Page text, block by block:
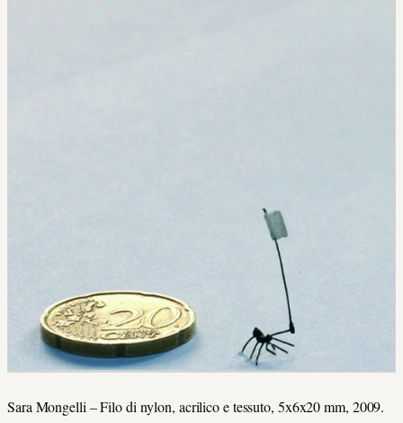
Sara Mongelli – Filo di nylon, acrilico e tessuto, 5x6x20 mm, 2009.